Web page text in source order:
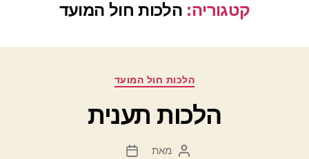
קטגוריה: הלכות חול המועד
קטגוריות
הלכות חול המועד
הלכות תענית
המחבר
מאת
תאריך